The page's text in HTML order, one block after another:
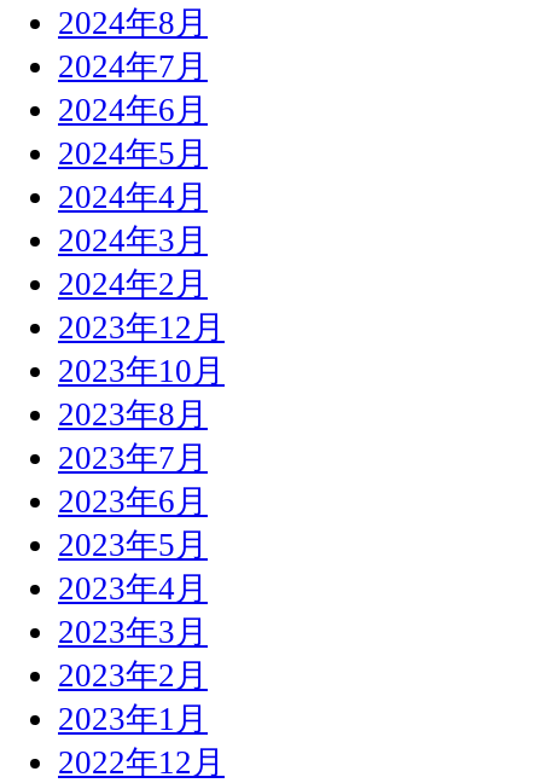
2024年8月
2024年7月
2024年6月
2024年5月
2024年4月
2024年3月
2024年2月
2023年12月
2023年10月
2023年8月
2023年7月
2023年6月
2023年5月
2023年4月
2023年3月
2023年2月
2023年1月
2022年12月